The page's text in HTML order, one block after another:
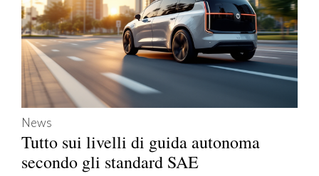
News
Tutto sui livelli di guida autonoma
secondo gli standard SAE